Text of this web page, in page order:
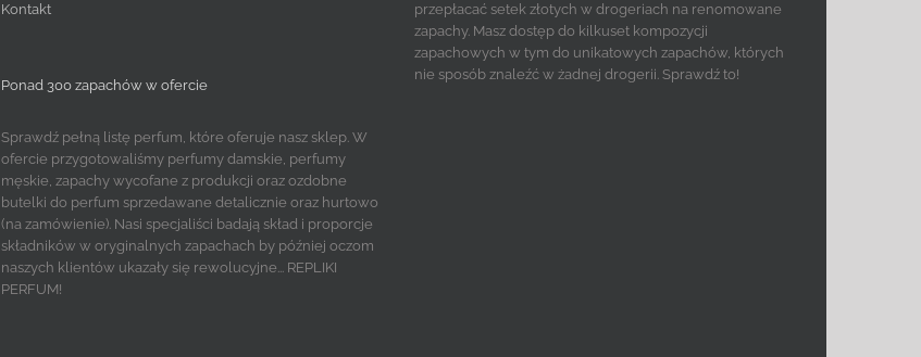
Kontakt
Ponad 300 zapachów w ofercie
Sprawdź pełną listę perfum, które oferuje nasz sklep. W
ofercie przygotowaliśmy perfumy damskie, perfumy
męskie, zapachy wycofane z produkcji oraz ozdobne
butelki do perfum sprzedawane detalicznie oraz hurtowo
(na zamówienie). Nasi specjaliści badają skład i proporcje
składników w oryginalnych zapachach by później oczom
naszych klientów ukazały się rewolucyjne... REPLIKI
PERFUM!
przepłacać setek złotych w drogeriach na renomowane
zapachy. Masz dostęp do kilkuset kompozycji
zapachowych w tym do unikatowych zapachów, których
nie sposób znaleźć w żadnej drogerii. Sprawdź to!